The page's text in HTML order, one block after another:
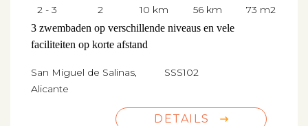
2 - 3 2 10 km 56 km 73 m2
3 zwembaden op verschillende niveaus en vele
faciliteiten op korte afstand
San Miguel de Salinas,
Alicante
SSS102
DETAILS